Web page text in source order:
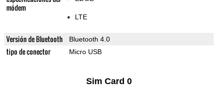
módem
LTE
Versión de Bluetooth Bluetooth 4.0
tipo de conector Micro USB
Sim Card 0